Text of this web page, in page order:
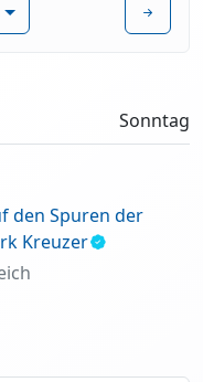
Sonntag
den Spuren der
Kreuzer